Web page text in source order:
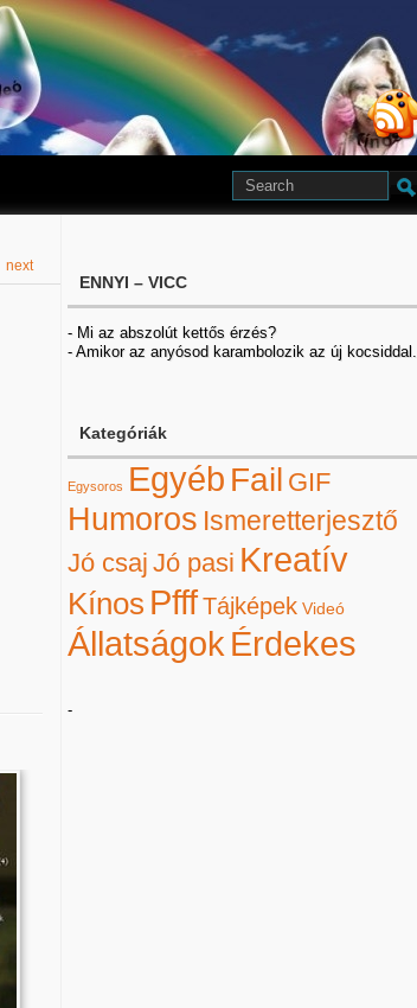
next
ENNYI – VICC
- Mi az abszolút kettős érzés?
- Amikor az anyósod karambolozik az új kocsiddal.
Kategóriák
Egysoros Egyéb Fail GIF
Humoros Ismeretterjesztő
Jó csaj Jó pasi Kreatív
Kínos PfffTájképek Videó
Állatságok Érdekes
-